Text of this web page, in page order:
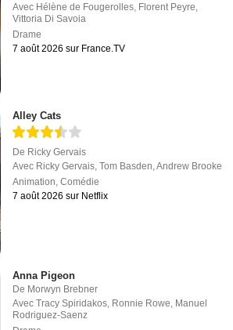
Avec Hélène de Fougerolles, Florent Peyre,
Vittoria Di Savoia
Drame
7 août 2026 sur France.TV
Alley Cats
De Ricky Gervais
Avec Ricky Gervais,Tom Basden,Andrew Brooke
Animation,Comédie
7 août 2026 sur Netflix
Anna Pigeon
De Morwyn Brebner
AvecTracy Spiridakos Ronnie Rowe Manuel
Rodriguez-Saenz